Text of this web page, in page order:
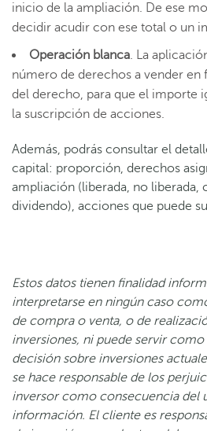
inicio de la ampliación. De ese
decidir acudir con ese total o un
Operación blanca. La
número de derechos a vender
del derecho, para que el importe
la suscripción de acciones.
Además, podrás consultar el
capital: proporción, derechos
ampliación (liberada, no liberada,
dividendo), acciones que puede
Estos datos tienen finalidad
interpretarse en ningún caso
de compra o venta, o de
inversiones, ni puede servir
decisión sobre inversiones
se hace responsable de los
inversor como consecuencia del
información. El cliente es